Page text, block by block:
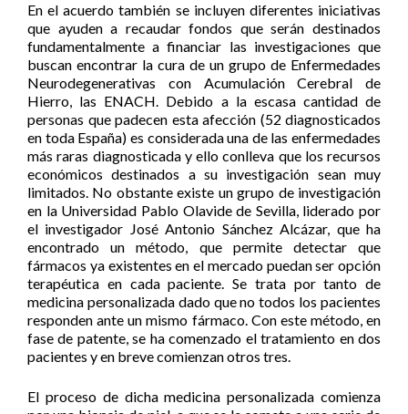
En el acuerdo también se incluyen diferentes iniciativas
que ayuden a recaudar fondos que serán destinados
fundamentalmente a financiar las investigaciones que
buscan encontrar la cura de un grupo de Enfermedades
Neurodegenerativas con Acumulación Cerebral de
Hierro, las ENACH. Debido a la escasa cantidad de
personas que padecen esta afección (52 diagnosticados
en toda España) es considerada una de las enfermedades
más raras diagnosticada y ello conlleva que los recursos
económicos destinados a su investigación sean muy
limitados. No obstante existe un grupo de investigación
en la Universidad Pablo Olavide de Sevilla, liderado por
el investigador José Antonio Sánchez Alcázar, que ha
encontrado un método, que permite detectar que
fármacos ya existentes en el mercado puedan ser opción
terapéutica en cada paciente. Se trata por tanto de
medicina personalizada dado que no todos los pacientes
responden ante un mismo fármaco. Con este método, en
fase de patente, se ha comenzado el tratamiento en dos
pacientes y en breve comienzan otros tres.
El proceso de dicha medicina personalizada comienza